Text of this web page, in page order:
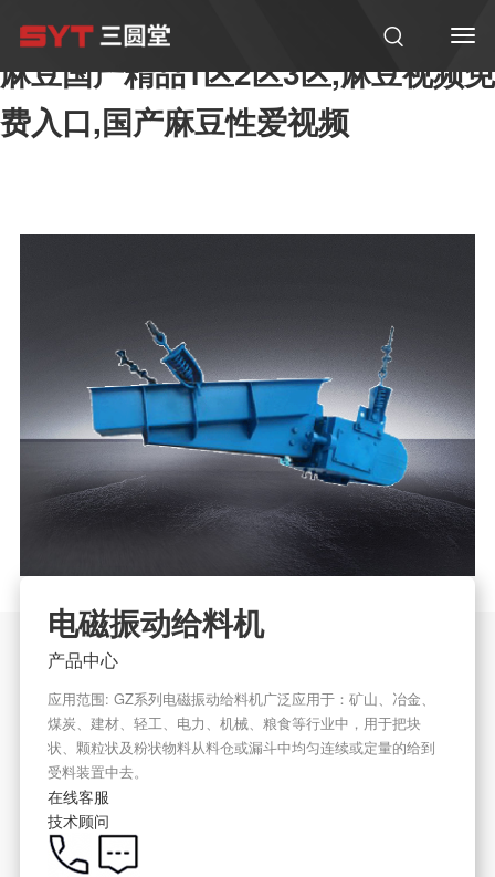
麻豆国产尤物AV尤物在线观看,羞羞
麻豆国产精品1区2区3区,麻豆视频免
费入口,国产麻豆性爱视频
电磁振动给料机
产品中心
应用范围: GZ系列电磁振动给料机广泛应用于：矿山、冶金、
煤炭、建材、轻工、电力、机械、粮食等行业中，用于把块
状、颗粒状及粉状物料从料仓或漏斗中均匀连续或定量的给到
受料装置中去。
在线客服
技术顾问